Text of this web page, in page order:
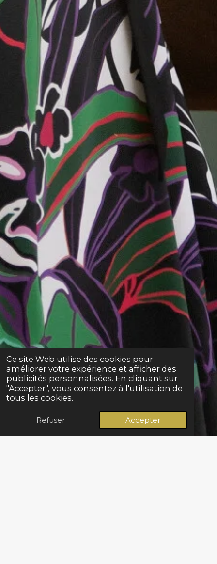
Ce site Web utilise des cookies pour
améliorer votre expérience et afficher des
publicités personnalisées. En cliquant sur
"Accepter", vous consentez à l'utilisation de
tous les cookies.
Refuser Accepter